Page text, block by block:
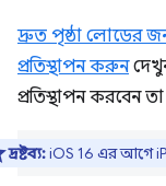
দ্রুত পৃষ্ঠা লোডের
প্রতিস্থাপন করুন
প্রতিস্থাপন করবেন
দ্রষ্টব্য:iOS 16 এর আগে